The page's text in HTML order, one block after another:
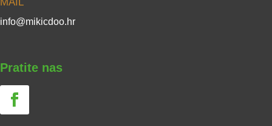
info@mikicdoo.hr
Pratite nas